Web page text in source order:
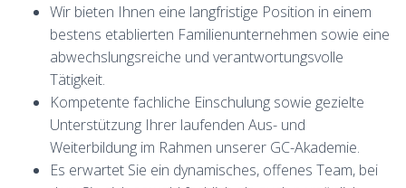
Wir bieten Ihnen eine langfristige Position in einem
bestens etablierten Familienunternehmen sowie eine
abwechslungsreiche und verantwortungsvolle
Tätigkeit.
Kompetente fachliche Einschulung sowie gezielte
Unterstützung Ihrer laufenden Aus- und
Weiterbildung im Rahmen unserer GC-Akademie.
Es erwartet Sie ein dynamisches, offenes Team, bei